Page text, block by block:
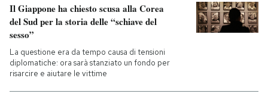
SHOP
CALENDARIO
Il Giappone ha chiesto scusa alla Corea
del Sud per la storia delle “schiave del
sesso”
La questione era da tempo causa di tensioni
diplomatiche: ora sarà stanziato un fondo per
risarcire e aiutare le vittime